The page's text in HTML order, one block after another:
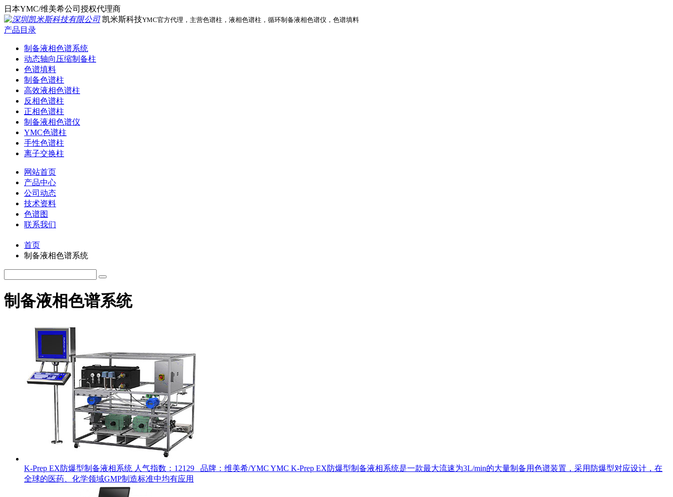
日本YMC/维美希公司授权代理商
凯米斯科技YMC官方代理，主营色谱柱，液相色谱柱，循环制备液相色谱仪，色谱填料
产品目录
制备液相色谱系统
动态轴向压缩制备柱
色谱填料
制备色谱柱
高效液相色谱柱
反相色谱柱
正相色谱柱
制备液相色谱仪
YMC色谱柱
手性色谱柱
离子交换柱
网站首页
产品中心
公司动态
技术资料
色谱图
联系我们
首页
制备液相色谱系统
制备液相色谱系统
K-Prep EX防爆型制备液相系统 人气指数：12129 品牌：维美希/YMC YMC K-Prep EX防爆型制备液相系统是一款最大流速为3L/min的大量制备用色谱装置，采用防爆型对应设计，在
全球的医药、化学领域GMP制造标准中均有应用